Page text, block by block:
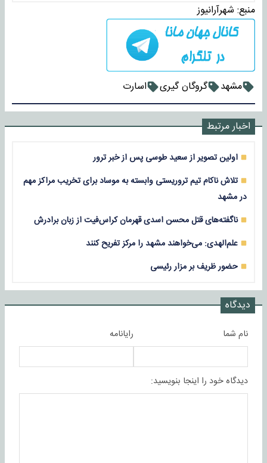
منبع: شهرآرانیوز
مشهد گروگان گیری اسارت
اخبار مرتبط
اولین تصویر از سعید طوسی پس از خبر ترور
تلاش ناکام تیم تروریستی وابسته به موساد برای تخریب مراکز مهم
در مشهد
ناگفته‌های قتل محسن اسدی قهرمان کراس‌فیت از زبان برادرش
علم‌الهدی: می‌خواهند مشهد را مرکز تفریح کنند
حضور ظریف بر مزار رئیسی
دیدگاه
نام شما رایانامه
دیدگاه خود را اینجا بنویسید: